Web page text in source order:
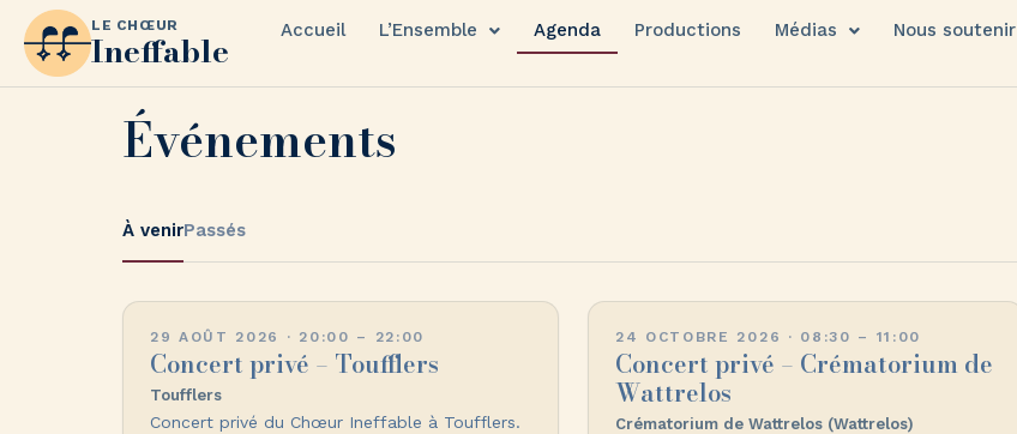
LE CHŒUR
Ineffable Accueil L’Ensemble Agenda Productions Médias Nous soutenir
Événements
À venirPassés
29 AOÛT 2026 · 20:00 – 22:00
Concert privé – Toufflers
Toufflers
Concert privé du Chœur Ineffable à Toufflers.
24 OCTOBRE 2026 · 08:30 – 11:00
Concert privé – Crématorium de
Wattrelos
Crématorium de Wattrelos (Wattrelos)